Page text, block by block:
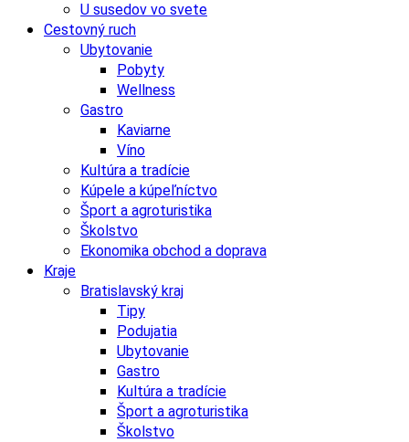
U susedov vo svete
Cestovný ruch
Ubytovanie
Pobyty
Wellness
Gastro
Kaviarne
Víno
Kultúra a tradície
Kúpele a kúpeľníctvo
Šport a agroturistika
Školstvo
Ekonomika obchod a doprava
Kraje
Bratislavský kraj
Tipy
Podujatia
Ubytovanie
Gastro
Kultúra a tradície
Šport a agroturistika
Školstvo